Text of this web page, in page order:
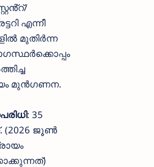
എന്നീ
മുതിർന്ന
മുൻഗണന.
: 35
(2026 ജൂൺ